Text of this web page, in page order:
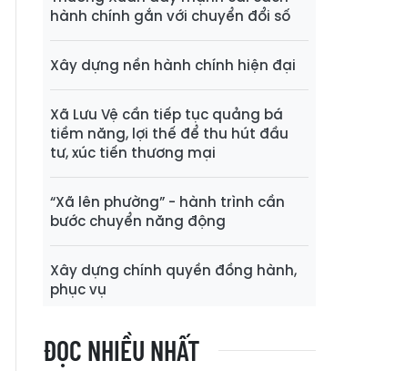
hành chính gắn với chuyển đổi số
Xây dựng nền hành chính hiện đại
Xã Lưu Vệ cần tiếp tục quảng bá
tiềm năng, lợi thế để thu hút đầu
tư, xúc tiến thương mại
“Xã lên phường” - hành trình cần
bước chuyển năng động
Xây dựng chính quyền đồng hành,
phục vụ
ĐỌC NHIỀU NHẤT